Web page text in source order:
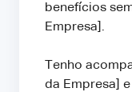
benefícios
Empresa].
Tenho
da Empresa]